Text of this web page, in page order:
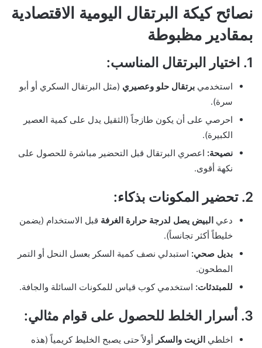
نصائح كيكة البرتقال اليومية الاقتصادية
بمقادير مظبوطة
1. اختيار البرتقال المناسب:
استخدمي برتقال حلو وعصيري (مثل البرتقال السكري أو أبو
سرة).
احرصي على أن يكون طازجاً (الثقيل يدل على كمية العصير
الكبيرة).
نصيحة: اعصري البرتقال قبل التحضير مباشرة للحصول على
نكهة أقوى.
2. تحضير المكونات بذكاء:
دعي البيض يصل لدرجة حرارة الغرفة قبل الاستخدام (يضمن
خليطاً أكثر تجانساً).
بديل صحي: استبدلي نصف كمية السكر بعسل النحل أو التمر
المطحون.
للمبتدئات: استخدمي كوب قياس للمكونات السائلة والجافة.
3. أسرار الخلط للحصول على قوام مثالي:
اخلطي الزيت والسكر أولاً حتى يصبح الخليط كريمياً (هذه